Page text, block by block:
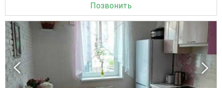
Позвонить